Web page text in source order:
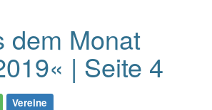
dem Monat
| Seite 4
Vereine